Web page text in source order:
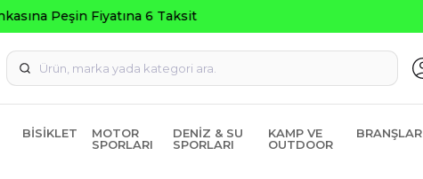
Ürünlerde ₺2000 Üzeri ₺200 İndirim Kodu: AGUSTOS200
BISIKLET
MOTOR
SPORLARI
DENIZ & SU
SPORLARI
KAMP VE
OUTDOOR
BRANŞLAR